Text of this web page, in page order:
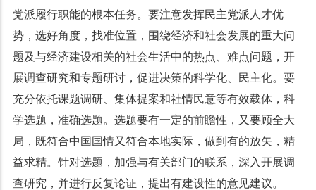
党派履行职能的根本任务。要注意发挥民主党派人才优
势，选好角度，找准位置，围绕经济和社会发展的重大问
题及与经济建设相关的社会生活中的热点、难点问题，开
展调查研究和专题研讨，促进决策的科学化、民主化。要
充分依托课题调研、集体提案和社情民意等有效载体，科
学选题，准确选题。选题要有一定的前瞻性，又要顾全大
局，既符合中国国情又符合本地实际，做到有的放矢，精
益求精。针对选题，加强与有关部门的联系，深入开展调
查研究，并进行反复论证，提出有建设性的意见建议。